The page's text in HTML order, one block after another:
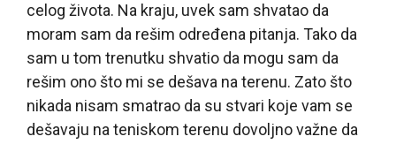
celog života. Na kraju, uvek sam shvatao da
moram sam da rešim određena pitanja. Tako da
sam u tom trenutku shvatio da mogu sam da
rešim ono što mi se dešava na terenu. Zato što
nikada nisam smatrao da su stvari koje vam se
dešavaju na teniskom terenu dovoljno važne da